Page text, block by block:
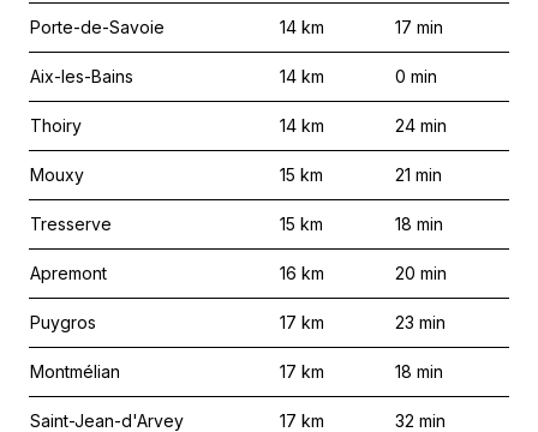
Porte-de-Savoie 14 km 17 min
Aix-les-Bains 14 km 0 min
Thoiry 14 km 24 min
Mouxy 15 km 21 min
Tresserve 15 km 18 min
Apremont 16 km 20 min
Puygros 17 km 23 min
Montmélian 17 km 18 min
Saint-Jean-d'Arvey 17 km 32 min